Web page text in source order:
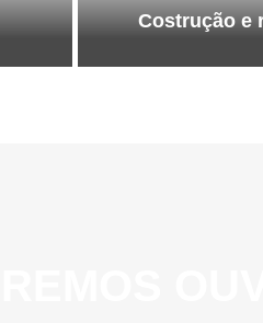
Costrução e